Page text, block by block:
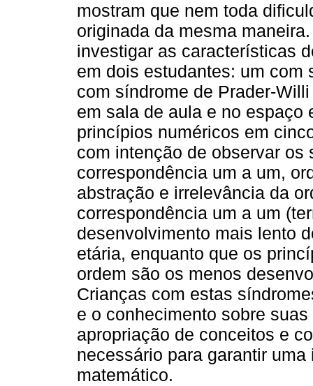
mostram que nem toda
originada da mesma
investigar as características
em dois estudantes: um com
com síndrome de Prader-
em sala de aula e no espaço
princípios numéricos em
com intenção de observar
correspondência um a um,
abstração e irrelevância da
correspondência um a um
desenvolvimento mais lento
etária, enquanto que os
ordem são os menos
Crianças com estas
e o conhecimento sobre
apropriação de conceitos e
necessário para garantir
matemático.